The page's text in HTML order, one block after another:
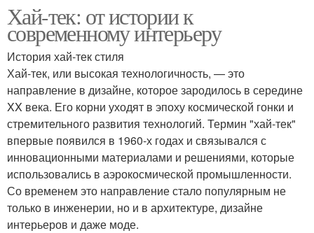
Хай-тек: от истории к
современному интерьеру
История хай-тек стиля
Хай-тек, или высокая технологичность, — это
направление в дизайне, которое зародилось в середине
XX века. Его корни уходят в эпоху космической гонки и
стремительного развития технологий. Термин "хай-тек"
впервые появился в 1960-х годах и связывался с
инновационными материалами и решениями, которые
использовались в аэрокосмической промышленности.
Со временем это направление стало популярным не
только в инженерии, но и в архитектуре, дизайне
интерьеров и даже моде.